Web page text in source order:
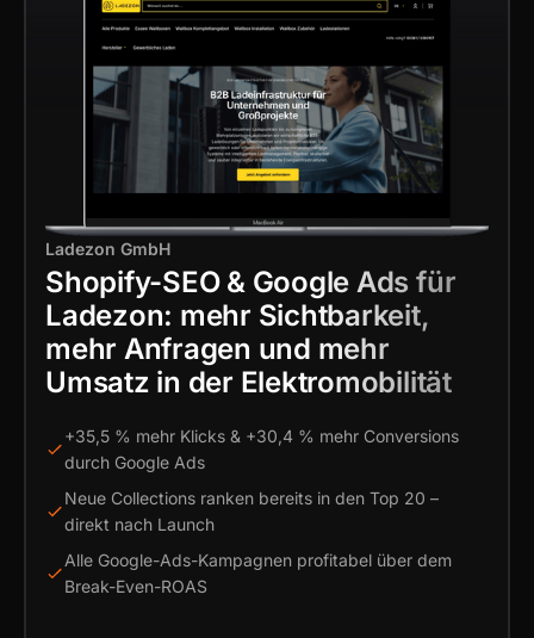
Ladezon GmbH
Shopify-SEO & Google Ads für
Ladezon: mehr Sichtbarkeit,
mehr Anfragen und mehr
Umsatz in der Elektromobilität
+35,5 % mehr Klicks & +30,4 % mehr Conversions
durch Google Ads
Neue Collections ranken bereits in den Top 20 –
direkt nach Launch
Alle Google-Ads-Kampagnen profitabel über dem
Break-Even-ROAS